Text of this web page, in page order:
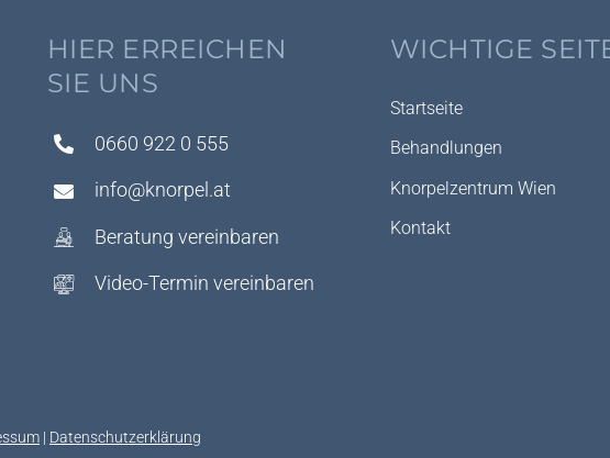
HIER ERREICHEN
SIE UNS
0660 922 0 555
info@knorpel.at
Beratung vereinbaren
Video-Termin vereinbaren
WICHTIGE
Startseite
Behandlungen
Knorpelzentrum Wien
Kontakt
| Datenschutzerklärung